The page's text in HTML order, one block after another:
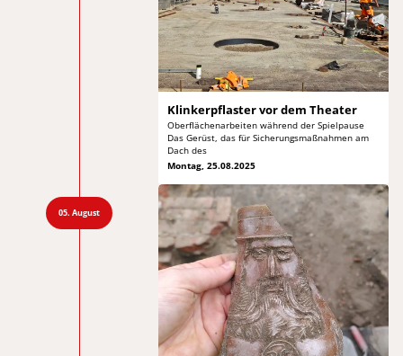
Klinkerpflaster vordem Theater
Oberflächenarbeiten während der Spielpause
Das Gerüst, das für Sicherungsmaßnahmen am
Dach des
Montag, 25.08.2025
05. August